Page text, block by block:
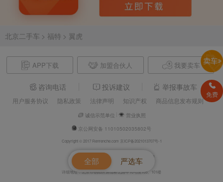
北京二手车 > 福特 > 翼虎
APP下载 加盟合伙人 我要卖车
咨询电话 投诉建议 举报事故车
用户服务协议 隐私政策 法律声明 知识产权 商品信息发布规则
诚信示范单位
营业执照
京公网安备 11010502035802号
Copyright © 2017 Renrenche.com 京ICP备2021013707号-1
北京车欢欢信息技术有限公司 电话：4008610500
详细地址：北京市朝阳区酒仙桥北路甲10号院105、101楼
全部 严选车
免费